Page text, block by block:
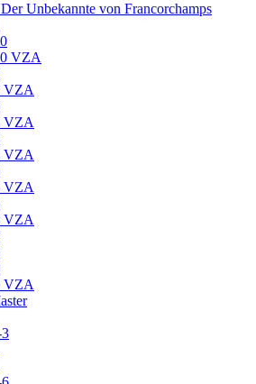
Unbekannte von Francorchamps
VZA
VZA
VZA
VZA
VZA
VZA
VZA